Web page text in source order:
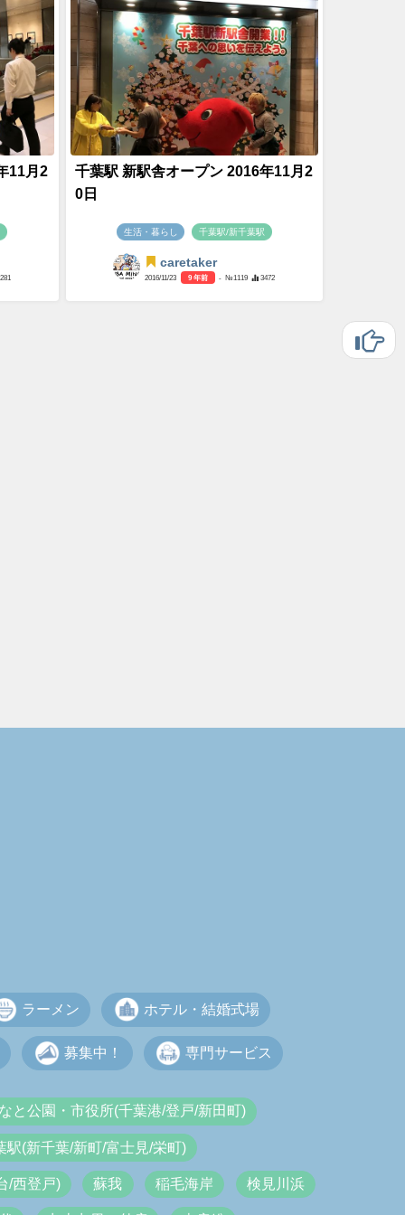
11月2
千葉駅 新駅舎オープン 2016年11月2
0日
生活・暮らし 千葉駅/新千葉駅
caretaker
2016/11/23 9 年前 - №1119 3472
ラーメン ホテル・結婚式場
募集中！ 専門サービス
と公園・市役所(千葉港/登戸/新田町)
駅(新千葉/新町/富士見/栄町)
/西登戸) 蘇我 稲毛海岸 検見川浜